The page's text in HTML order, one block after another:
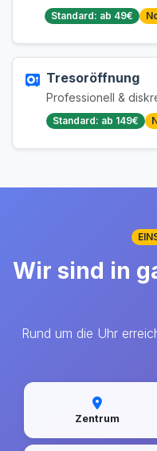
Standard: ab 49€
Tresoröffnung
Professionell &
Standard: ab 149€
Wir sind in
Rund um die Uhr
Zentrum